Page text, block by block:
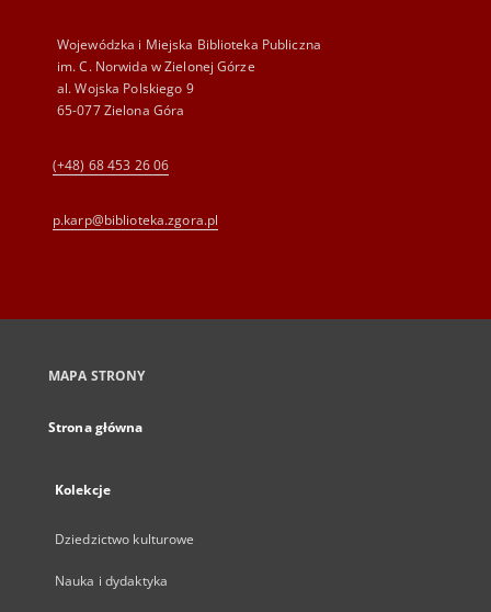
Wojewódzka i Miejska Biblioteka Publiczna
im. C. Norwida w Zielonej Górze
al. Wojska Polskiego 9
65-077 Zielona Góra
(+48) 68 453 26 06
p.karp@biblioteka.zgora.pl
MAPA STRONY
Strona główna
Kolekcje
Dziedzictwo kulturowe
Nauka i dydaktyka